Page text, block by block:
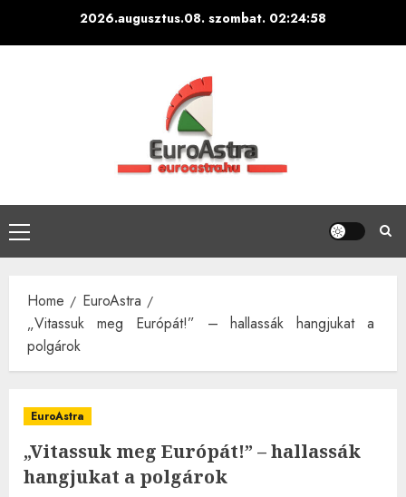
2026.augusztus.08. szombat. 02:24:59
Primary
Menu
Home
EuroAstra
„Vitassuk meg Európát!” – hallassák hangjukat a
polgárok
EuroAstra
„Vitassuk meg Európát!” – hallassák
hangjukat a polgárok